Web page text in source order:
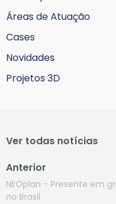
Áreas de Atuação
Cases
Novidades
Projetos 3D
Ver todas notícias
Anterior
NEOplan - Presente em
no Brasil